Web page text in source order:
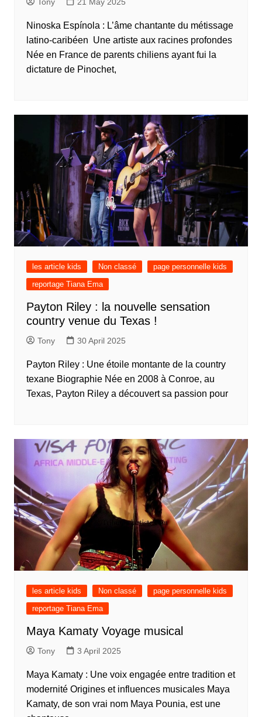
Ninoska Espínola : L’âme chantante du métissage
latino-caribéen Une artiste aux racines profondes
Née en France de parents chiliens ayant fui la
dictature de Pinochet,
les article kids Non classé
page personnelle kids
reportage Tiana Ema
Payton Riley : la nouvelle sensation
country venue du Texas !
Tony 30 April 2025
Payton Riley : Une étoile montante de la country
texane Biographie Née en 2008 à Conroe, au
Texas, Payton Riley a découvert sa passion pour
les article kids Non classé
page personnelle kids
reportage Tiana Ema
Maya Kamaty Voyage musical
Tony 3 April 2025
Maya Kamaty : Une voix engagée entre tradition et
modernité Origines et influences musicales Maya
Kamaty, de son vrai nom Maya Pounia, est une